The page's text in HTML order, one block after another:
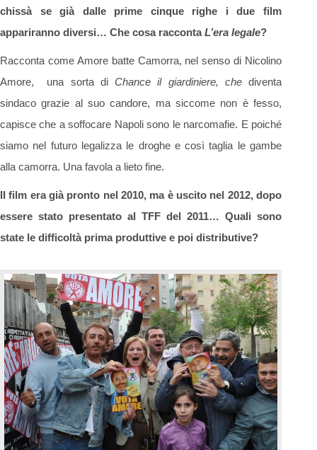
chissà se già dalle prime cinque righe i due film
appariranno diversi… Che cosa raccontaL’era legale?
Racconta come Amore batte Camorra, nel senso di Nicolino
Amore, una sorta diChance il giardiniere, chediventa
sindaco grazie al suo candore, ma siccome non è fesso,
capisce che a soffocare Napoli sono le narcomafie. E poiché
siamo nel futuro legalizza le droghe e così taglia le gambe
alla camorra. Una favola a lieto fine.
Il film era già pronto nel 2010, ma è uscito nel 2012, dopo
essere stato presentato al TFF del 2011… Quali sono
state le difficoltà prima produttive e poi distributive?